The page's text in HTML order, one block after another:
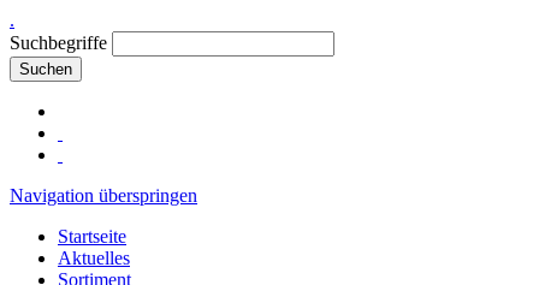
.
Suchbegriffe
Suchen
Navigation überspringen
Startseite
Aktuelles
Sortiment